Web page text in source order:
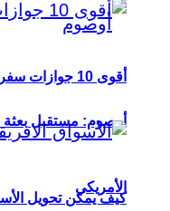
أوصوم: مستقبل بعثة
الأمريكي
أقوى 10 جوازات سفر في إفريقيا لعام 2026
كيف يمكن تحويل